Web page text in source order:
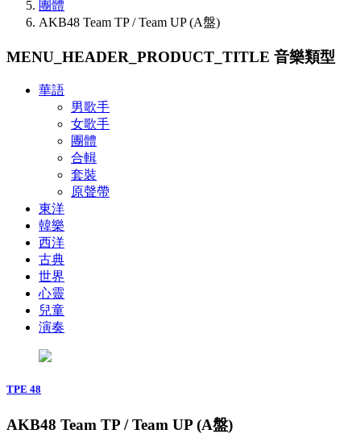
團體
AKB48 Team TP / Team UP (A盤)
MENU_HEADER_PRODUCT_TITLE 音樂類型
華語
男歌手
女歌手
團體
合輯
套裝
原聲帶
東洋
韓樂
西洋
古典
世界
心靈
兒童
演奏
TPE 48
AKB48 Team TP / Team UP (A盤)